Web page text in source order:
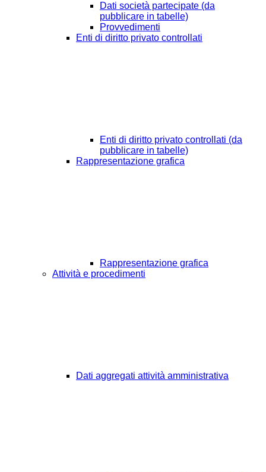
Dati società partecipate (da
pubblicare in tabelle)
Provvedimenti
Enti di diritto privato controllati
Enti di diritto privato controllati (da
pubblicare in tabelle)
Rappresentazione grafica
Rappresentazione grafica
Attività e procedimenti
Dati aggregati attività amministrativa